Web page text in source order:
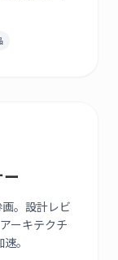
。設計レビ
ーキテクチ
。